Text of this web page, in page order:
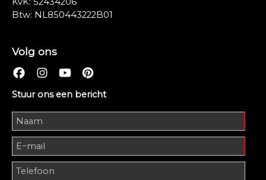
Btw: NL850443222B01
Volg ons
Stuur ons een bericht